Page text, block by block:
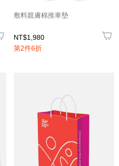
敷料親膚棉推車墊
NT$1,980
第2件6折